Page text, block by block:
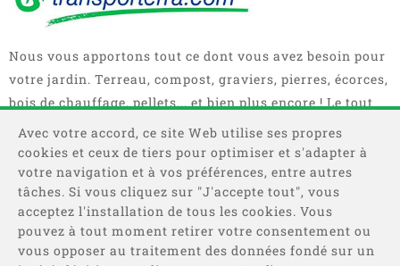
Nous vous apportons tout ce dont vous avez besoin pour
votre jardin. Terreau, compost, graviers, pierres, écorces,
bois de chauffage, pellets... et bien plus encore ! Le tout
en sacs, big bag ou camions complets.
Avec votre accord, ce site Web utilise ses propres
cookies et ceux de tiers pour optimiser et s'adapter à
votre navigation et à vos préférences, entre autres
tâches. Si vous cliquez sur "J'accepte tout", vous
acceptez l'installation de tous les cookies. Vous
pouvez à tout moment retirer votre consentement ou
vous opposer au traitement des données fondé sur un